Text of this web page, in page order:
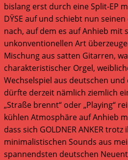
bislang erst durch eine Split-EP
DŸSE auf und schiebt nun
nach, auf dem es auf Anhieb mit
unkonventionellen Art
Mischung aus satten Gitarren,
charakteristischer Orgel,
Wechselspiel aus deutschen und
dürfte derzeit nämlich ziemlich
„Straße brennt“ oder „Playing“
kühlen Atmosphäre auf Anhieb
dass sich GOLDNER ANKER
minimalistischen Sounds aus
spannendsten deutschen